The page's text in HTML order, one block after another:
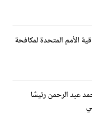
الأمم المتحدة لمكافحة
عبد الرحمن رئيسًا